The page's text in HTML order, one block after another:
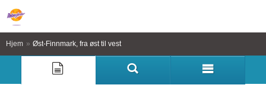
Hjem » Øst-Finnmark, fra øst til vest